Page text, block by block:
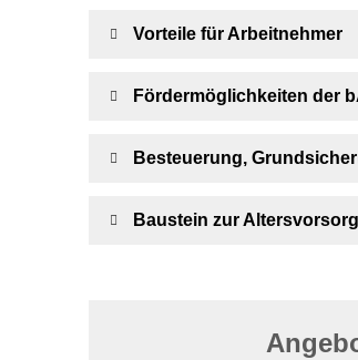
Vorteile für Arbeitnehmer
Fördermöglichkeiten der
Besteuerung,
Baustein zur